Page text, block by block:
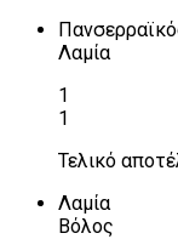
Λαμία
1
1
Τελικό
Λαμία
Βόλος